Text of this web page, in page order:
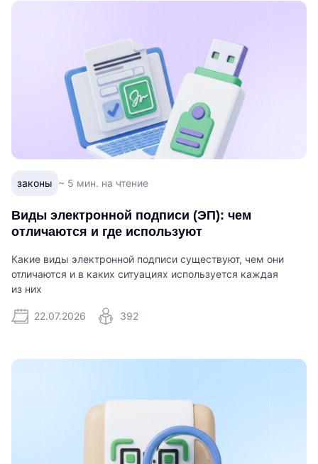
законы ~ 5 мин. на чтение
Виды электронной подписи (ЭП): чем
отличаются и где используют
Какие виды электронной подписи существуют, чем они
отличаются и в каких ситуациях используется каждая
из них
22.07.2026 392